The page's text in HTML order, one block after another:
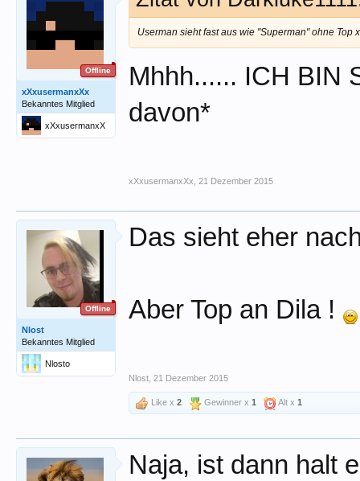
Offline
xXxusermanxXx
Bekanntes Mitglied
xXxusermanxX
x
Userman sieht fast aus wie "Superman" ohne Top
Mhhh...... ICH BIN
davon*
xXxusermanxXx 21 Dezember 2015
Offline
Nlost
Bekanntes Mitglied
Nlosto
Das sieht eher
Aber Top an Dila !
Nlost 21 Dezember 2015
Like x 2 Gewinner x 1 Alt x 1
Naja, ist dann halt